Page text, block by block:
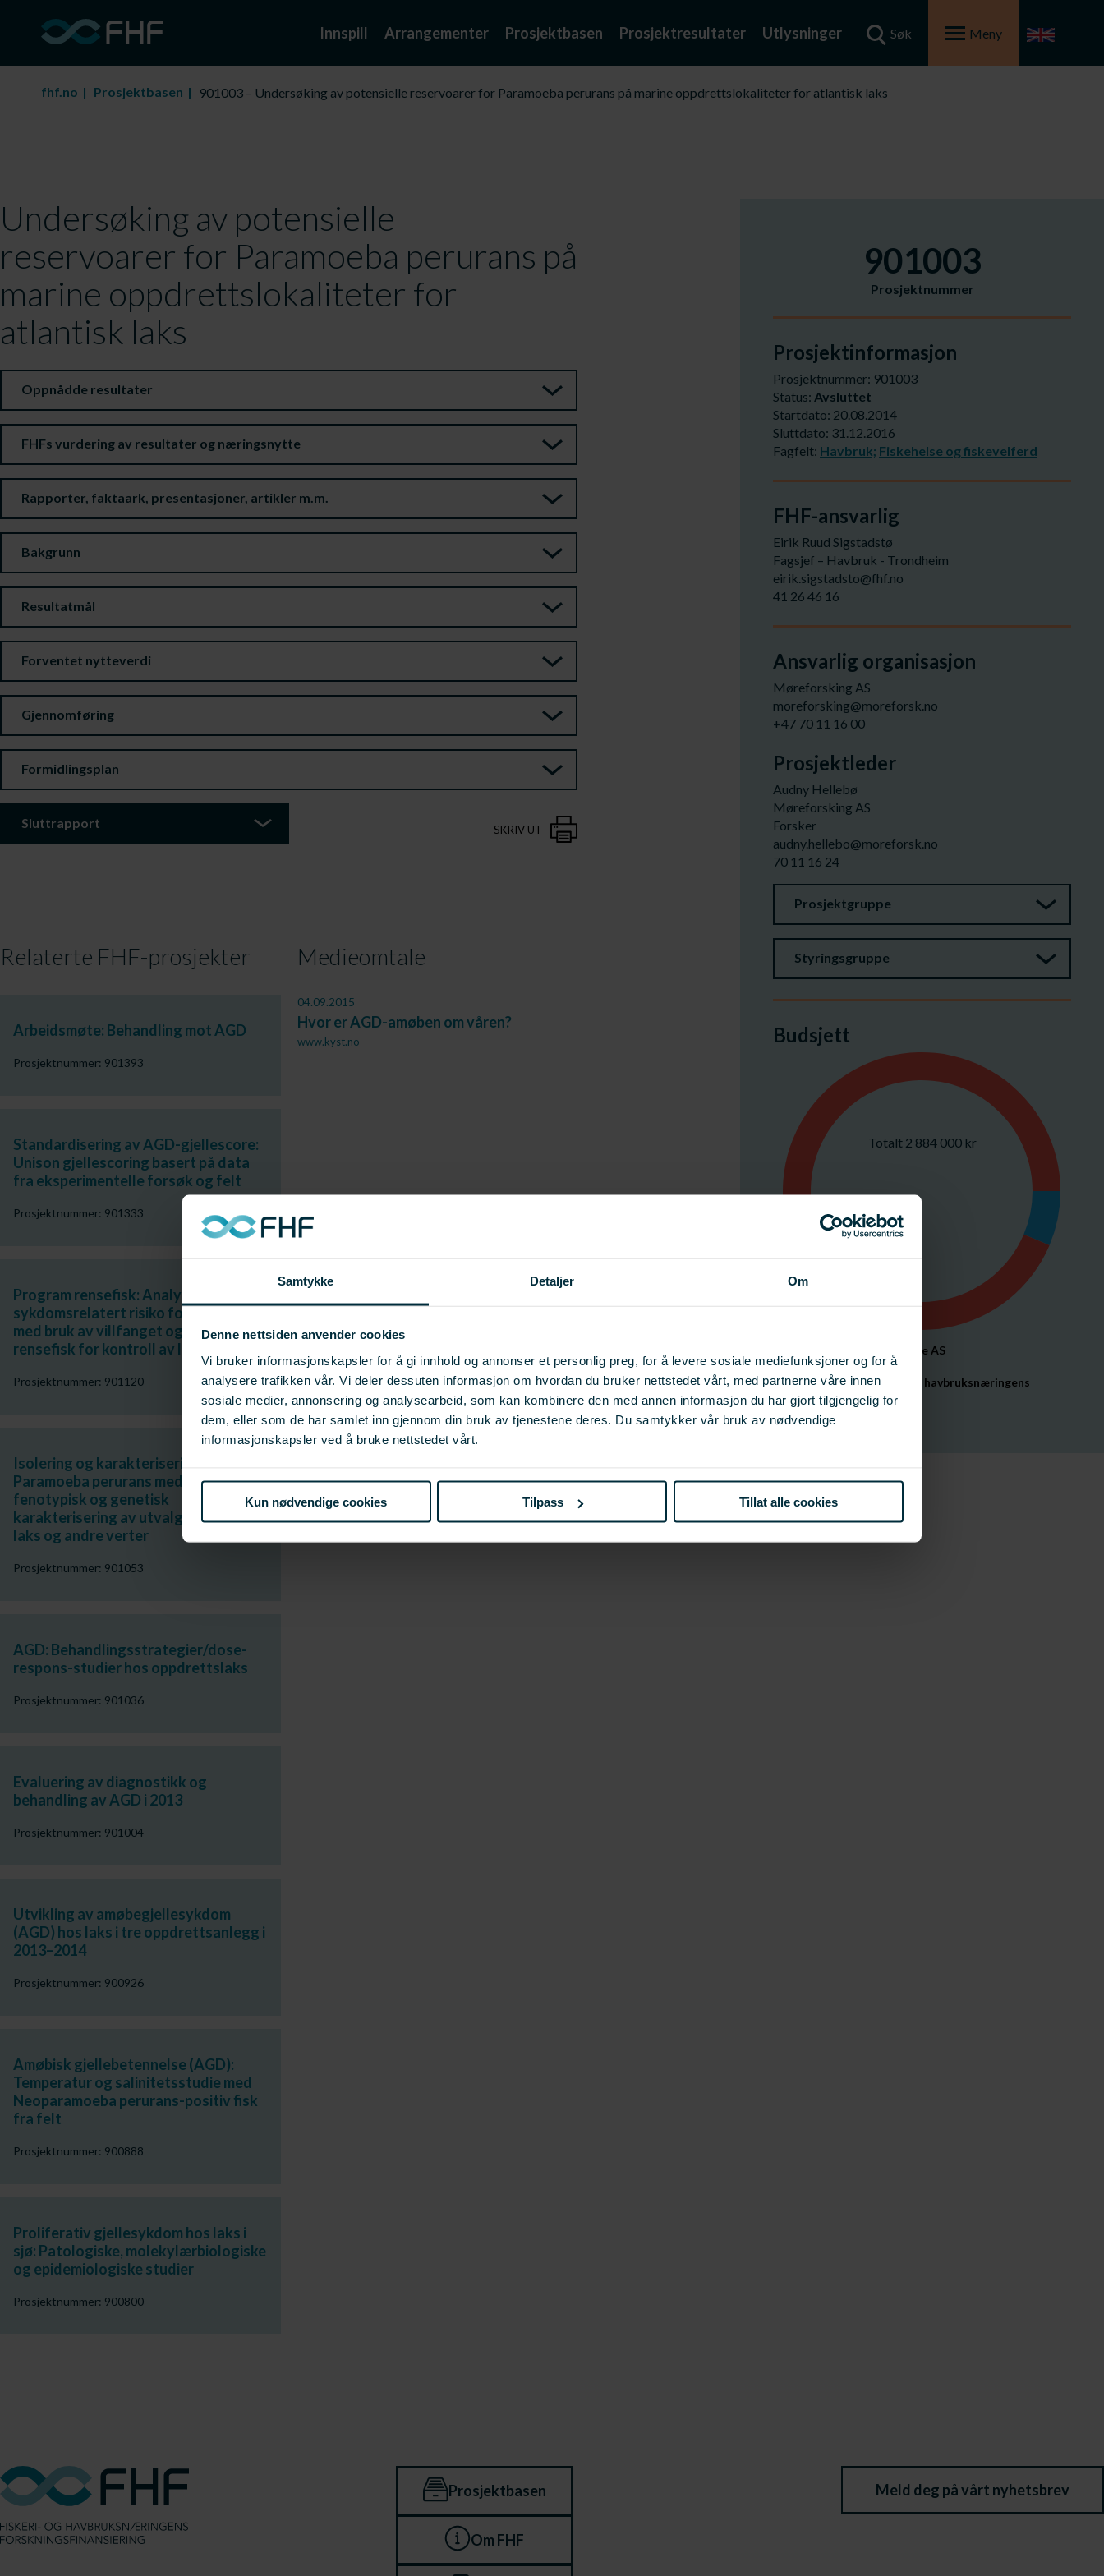
Samtykke Detaljer Om
Denne nettsiden anvender cookies
Vi bruker informasjonskapsler for å gi innhold og annonser et personlig preg, for å levere sosiale mediefunksjoner og for å
analysere trafikken vår. Vi deler dessuten informasjon om hvordan du bruker nettstedet vårt, med partnerne våre innen
sosiale medier, annonsering og analysearbeid, som kan kombinere den med annen informasjon du har gjort tilgjengelig for
dem, eller som de har samlet inn gjennom din bruk av tjenestene deres. Du samtykker vår bruk av nødvendige
informasjonskapsler ved å bruke nettstedet vårt.
Kun nødvendige cookies Tilpass Tillat alle cookies
Innspill Arrangementer Prosjektbasen Prosjektresultater Utlysninger Søk Meny
fhf.no Prosjektbasen 901003 – Undersøking av potensielle reservoarer for Paramoeba perurans på marine oppdrettslokaliteter for atlantisk laks
Undersøking av potensielle
reservoarer for Paramoeba perurans på
marine oppdrettslokaliteter for
atlantisk laks
Oppnådde resultater
FHFs vurdering av resultater og næringsnytte
Rapporter, faktaark, presentasjoner, artikler m.m.
Bakgrunn
Resultatmål
Forventet nytteverdi
Gjennomføring
Formidlingsplan
Sluttrapport SKRIV UT
Relaterte FHF-prosjekter
Arbeidsmøte: Behandling mot AGD
Prosjektnummer: 901393
Standardisering av AGD-gjellescore:
Unison gjellescoring basert på data
fra eksperimentelle forsøk og felt
Prosjektnummer: 901333
Program rensefisk: Analyse av
sykdomsrelatert risiko forbundet
med bruk av villfanget og oppdrettet
rensefisk for kontroll av lakselus
Prosjektnummer: 901120
Isolering og karakterisering av
Paramoeba perurans med vekt på
fenotypisk og genetisk
karakterisering av utvalgte kloner fra
laks og andre verter
Prosjektnummer: 901053
AGD: Behandlingsstrategier/dose-
respons-studier hos oppdrettslaks
Prosjektnummer: 901036
Evaluering av diagnostikk og
behandling av AGD i 2013
Prosjektnummer: 901004
Utvikling av amøbegjellesykdom
(AGD) hos laks i tre oppdrettsanlegg i
2013–2014
Prosjektnummer: 900926
Amøbisk gjellebetennelse (AGD):
Temperatur og salinitetsstudie med
Neoparamoeba perurans-positiv fisk
fra felt
Prosjektnummer: 900888
Proliferativ gjellesykdom hos laks i
sjø: Patologiske, molekylærbiologiske
og epidemiologiske studier
Prosjektnummer: 900800
Medieomtale
04.09.2015
Hvor er AGD-amøben om våren?
www.kyst.no
901003
Prosjektnummer
Prosjektinformasjon
Prosjektnummer: 901003
Status: Avsluttet
Startdato: 20.08.2014
Sluttdato: 31.12.2016
Fagfelt: Havbruk; Fiskehelse og fiskevelferd
FHF-ansvarlig
Eirik Ruud Sigstadstø
Fagsjef – Havbruk - Trondheim
eirik.sigstadsto@fhf.no
41 26 46 16
Ansvarlig organisasjon
Møreforsking AS
moreforsking@moreforsk.no
+47 70 11 16 00
Prosjektleder
Audny Hellebø
Møreforsking AS
Forsker
audny.hellebo@moreforsk.no
70 11 16 24
Prosjektgruppe
Styringsgruppe
Budsjett
Totalt 2 884 000 kr
PatoGen Analyse AS
184 000 kr
FHF (Fiskeri- og havbruksnæringens
forskningsfond)
2 700 000 kr
Prosjektbasen
Om FHF
Meld deg på vårt nyhetsbrev